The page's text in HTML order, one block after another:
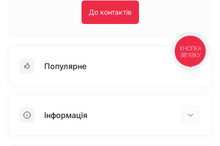
До контактів
Популярне
ПінопластІнформація
КНОПКА
ЗВ'ЯЗКУ